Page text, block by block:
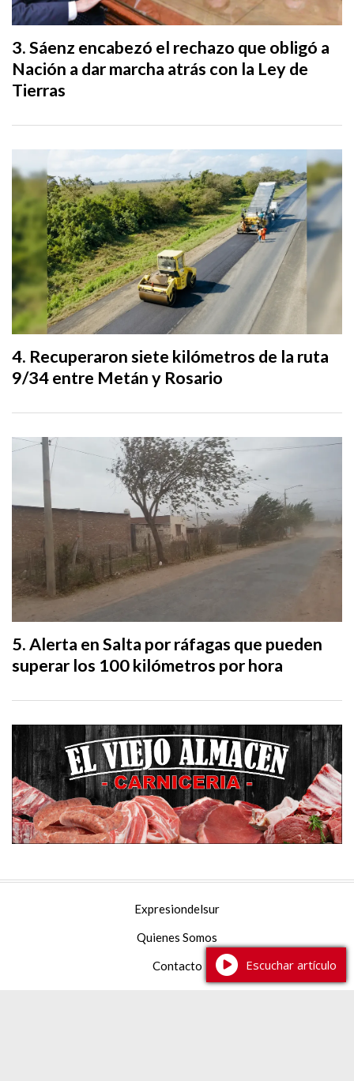
Sáenz encabezó el rechazo que obligó a
Nación a dar marcha atrás con la Ley de
Tierras
Recuperaron siete kilómetros de la ruta
9/34 entre Metán y Rosario
Alerta en Salta por ráfagas que pueden
superar los 100 kilómetros por hora
Expresiondelsur
Quienes Somos
Contacto
Escuchar artículo